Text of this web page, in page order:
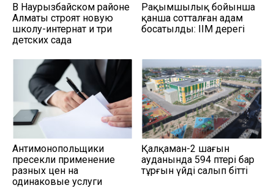
В Наурызбайском районе
Алматы строят новую
школу-интернат и три
детских сада
Рақымшылық бойынша
қанша сотталған адам
босатылды: ІІМ дерегі
Антимонопольщики
пресекли применение
разных цен на
одинаковые услуги
Қалқаман-2 шағын
ауданында 594 пәтері бар
тұрғын үйді салып бітті